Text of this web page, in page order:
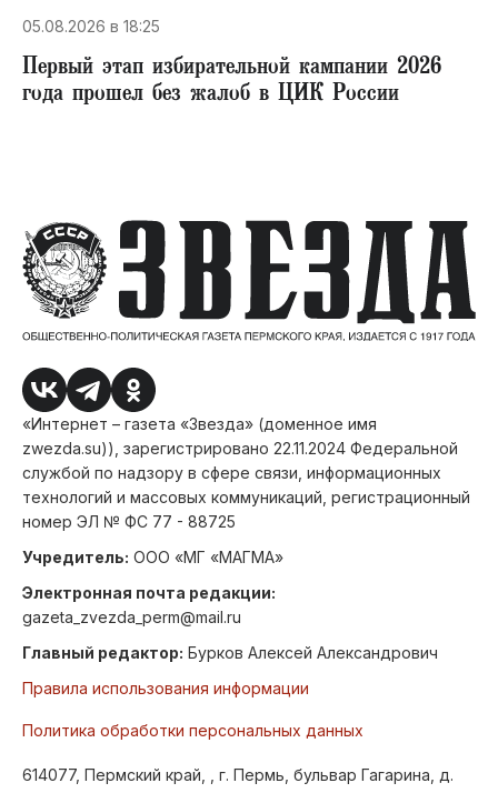
05.08.2026 в 18:25
Первый этап избирательной кампании 2026
года прошел без жалоб в ЦИК России
«Интернет – газета «Звезда» (доменное имя
zwezda.su)), зарегистрировано 22.11.2024 Федеральной
службой по надзору в сфере связи, информационных
технологий и массовых коммуникаций, регистрационный
номер ЭЛ № ФС 77 - 88725
Учредитель: ООО «МГ «МАГМА»
Электронная почта редакции:
gazeta_zvezda_perm@mail.ru
Главный редактор: Бурков Алексей Александрович
Правила использования информации
Политика обработки персональных данных
614077, Пермский край, , г. Пермь, бульвар Гагарина, д.